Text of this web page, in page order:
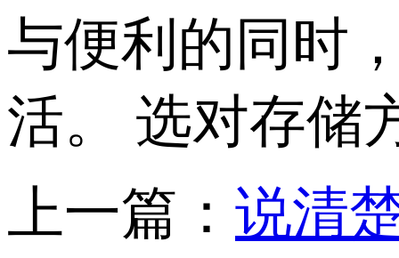
与便利的同时
活。 选对存储
上一篇： 说清